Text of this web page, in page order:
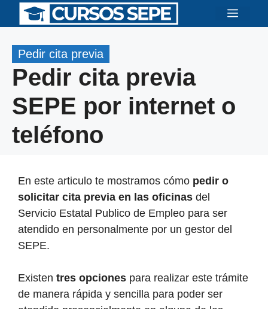
Saltar
Menú
Pedir cita previa
Pedir cita previa
SEPE por internet o
teléfono
En este articulo te mostramos cómo pedir o
solicitar cita previa en las oficinas del
Servicio Estatal Publico de Empleo para ser
atendido en personalmente por un gestor del
SEPE.
Existen tres opciones para realizar este trámite
de manera rápida y sencilla para poder ser